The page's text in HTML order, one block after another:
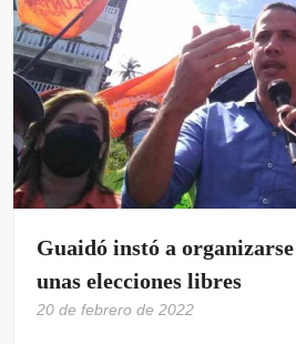
Guaidó instó a
unas elecciones libres
20 de febrero de 2022